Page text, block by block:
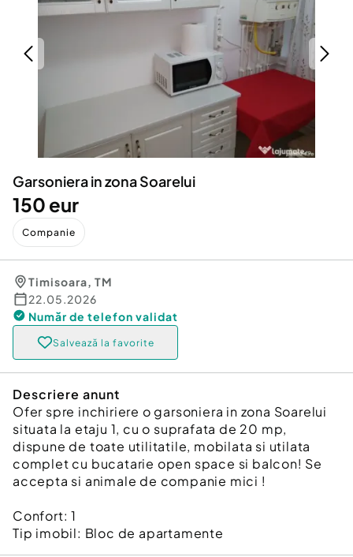
Servicii
Animale de companie
Afaceri și echipamente profesionale
Inchiriere Bunuri si Vehicule
Utilaje agricole si industriale
Piese auto si accesorii
Dacia Duster
Garsoniera in zona Soarelui
150 eur
Companie
Timisoara, TM
22.05.2026
Număr de telefon validat
Salvează la favorite
Descriere anunt
Ofer spre inchiriere o garsoniera in zona Soarelui
situata la etaju 1, cu o suprafata de 20 mp,
dispune de toate utilitatile, mobilata si utilata
complet cu bucatarie open space si balcon! Se
accepta si animale de companie mici !
Confort:1
Tip imobil: Bloc de apartamente